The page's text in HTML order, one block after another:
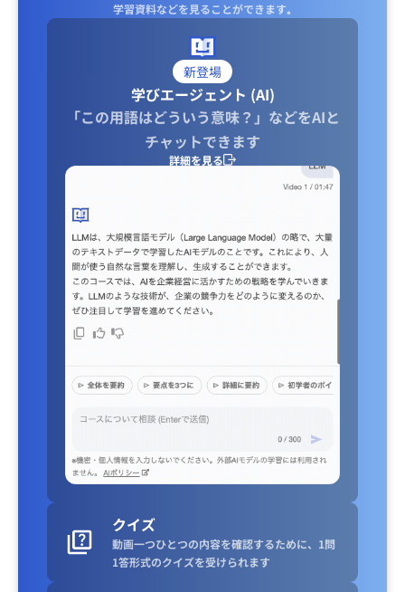
学習資料などを見ることができます｡
新登場
学びエージェント (AI)
「この用語はどういう意味？」などをAIと
チャットできます
詳細を見る
クイズ
動画一つひとつの内容を確認するために、1問
1答形式のクイズを受けられます